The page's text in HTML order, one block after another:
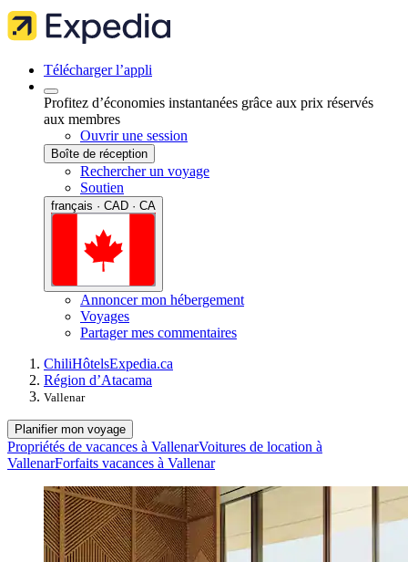
Télécharger l’appli
Profitez d’économies instantanées grâce aux prix réservés
aux membres
Ouvrir une session
Boîte de réception
Rechercher un voyage
Soutien
français · CAD · CA
Annoncer mon hébergement
Voyages
Partager mes commentaires
ChiliHôtelsExpedia.ca
Région d’Atacama
Vallenar
Planifier mon voyage
Propriétés de vacances à VallenarVoitures de location à
VallenarForfaits vacances à Vallenar